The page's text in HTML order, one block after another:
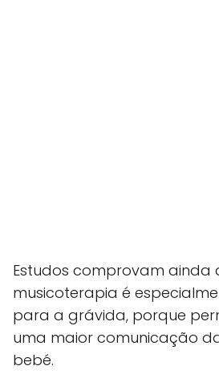
Estudos comprovam ainda
musicoterapia é
para a grávida, porque
uma maior comunicação
bebé.